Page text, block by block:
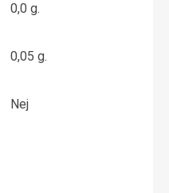
0,0 g.
0,05 g.
Nej